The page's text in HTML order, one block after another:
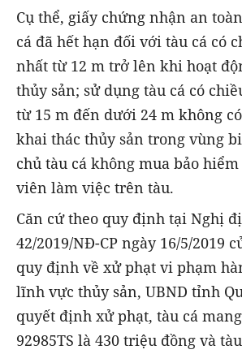
Cụ thể, giấy chứng nhận an
cá đã hết hạn đối với tàu cá có
nhất từ 12 m trở lên khi hoạt
thủy sản; sử dụng tàu cá có
từ 15 m đến dưới 24 m không
khai thác thủy sản trong vùng
chủ tàu cá không mua bảo
viên làm việc trên tàu.
Căn cứ theo quy định tại Nghị
42/2019/NĐ-CP ngày 16/5/2019
quy định về xử phạt vi phạm
lĩnh vực thủy sản, UBND tỉnh
quyết định xử phạt, tàu cá
92985TS là 430 triệu đồng và